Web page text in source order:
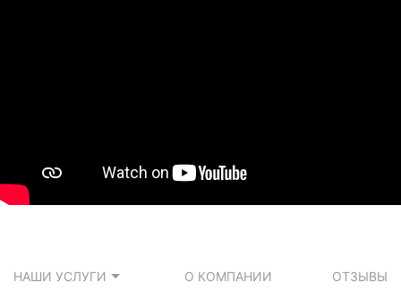
НАШИ УСЛУГИ О КОМПАНИИ ОТЗЫВЫ